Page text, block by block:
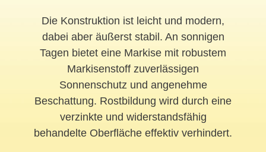
Die Konstruktion ist leicht und modern,
dabei aber äußerst stabil. An sonnigen
Tagen bietet eine Markise mit robustem
Markisenstoff zuverlässigen
Sonnenschutz und angenehme
Beschattung. Rostbildung wird durch eine
verzinkte und widerstandsfähig
behandelte Oberfläche effektiv verhindert.